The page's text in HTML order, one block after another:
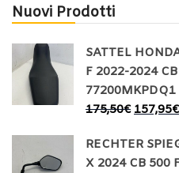
Nuovi Prodotti
SATTEL
F 2022-2024
77200MKPDQ1
175,50€ 157,95€
RECHTER
X 2024 CB 500